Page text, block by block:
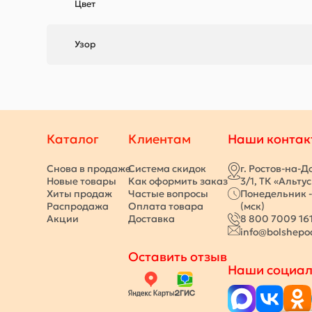
Цвет
Узор
Каталог
Снова в продаже
Новые товары
Хиты продаж
Распродажа
Акции
Клиентам
Система скидок
Как оформить заказ
Частые вопросы
Оплата товара
Доставка
Оставить отзыв
Наши
г. Ростов-на-
3/1, ТК
Понедельник
(мск)
8 800 7009
Наши